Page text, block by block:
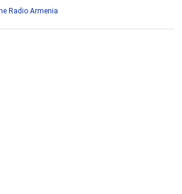
Radio Armenia